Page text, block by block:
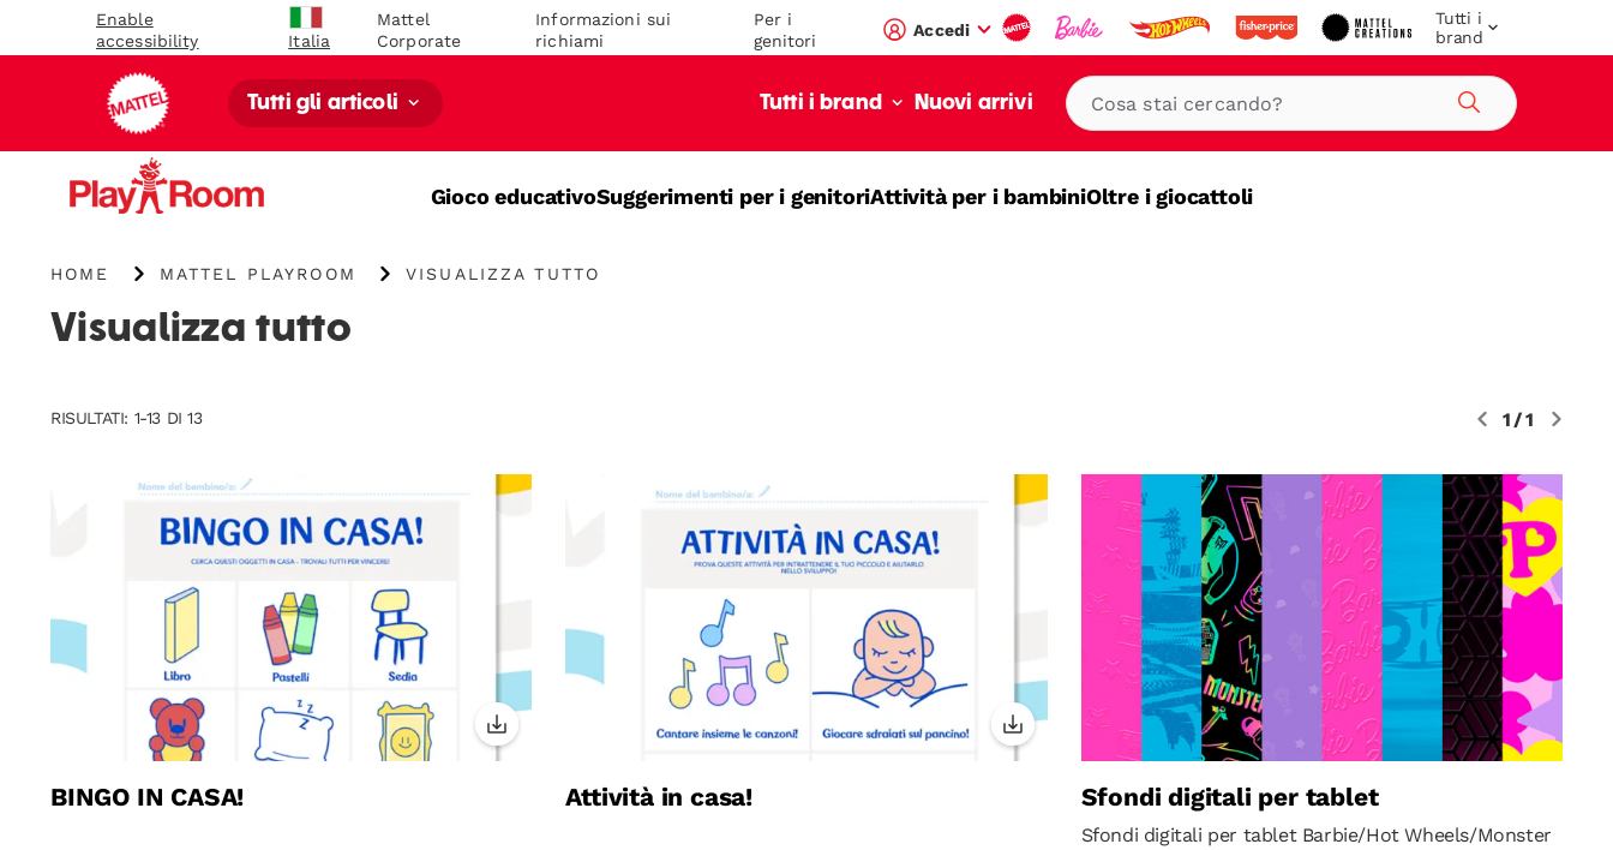
Enable
accessibility
Italia
Mattel
Corporate
Informazioni sui
richiami
Per i
genitori
Accedi
Tutti i
brand
Tutti gli articoli Tutti i brand Nuovi arrivi
Cerca
Gioco educativoSuggerimenti per i genitoriAttività per i bambiniOltre i giocattoli
{"key":"Home","value":"\/"}
HOME
{"key":"Mattel
it\/blogs\/playroom"}
MATTEL PLAYROOM VISUALIZZA TUTTO
Visualizza tutto
RISULTATI: 1-13 DI 13 1/1
BINGO IN CASA! Attività in casa! Sfondi digitali per tablet
Sfondi digitali per tablet Barbie/Hot Wheels/Monster